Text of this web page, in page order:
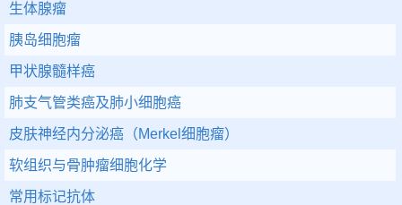
生体腺瘤
胰岛细胞瘤
甲状腺髓样癌
肺支气管类癌及肺小细胞癌
皮肤神经内分泌癌（Merkel细胞瘤）
软组织与骨肿瘤细胞化学
常用标记抗体